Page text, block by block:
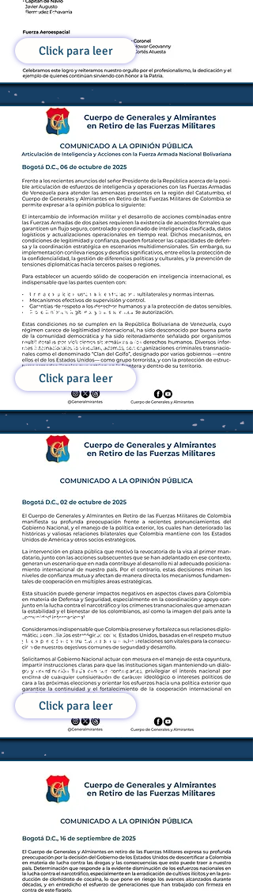
18 de Octubre de 2025
Click para leer
Comunicado a la
Opinión Pública
06 de Octubre de 2025
Click para leer
Comunicado a la
Opinión Pública
02 de Octubre de 2025
Click para leer